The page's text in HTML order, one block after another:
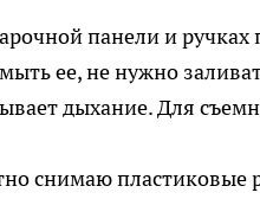
панели и ручках
ее, не нужно
дыхание. Для
снимаю